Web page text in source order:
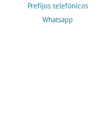
Prefijos telefónicos
Whatsapp